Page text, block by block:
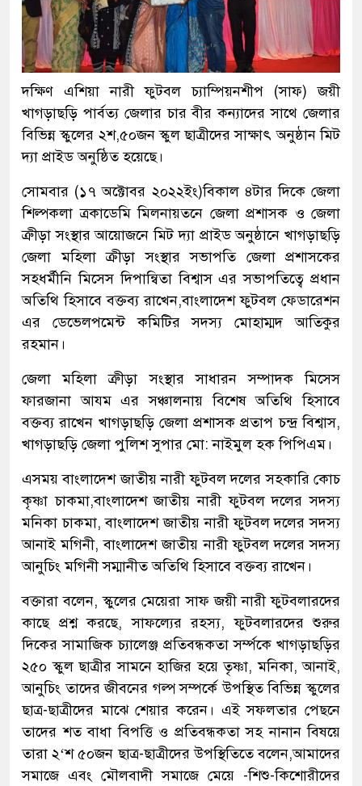
দক্ষিণ এশিয়া নারী ফুটবল চ্যাম্পিয়নশীপ (সাফ) জয়ী
খাগড়াছড়ি পার্বত্য জেলার চার বীর কন্যাদের সাথে জেলার
বিভিন্ন স্কুলের ২শ,৫০জন স্কুল ছাত্রীদের সাক্ষাৎ অনুষ্ঠান মিট
দ্যা প্রাইড অনুষ্ঠিত হয়েছে।
সোমবার (১৭ অক্টোবর ২০২২ইং)বিকাল ৪টার দিকে জেলা
শিল্পকলা ত্রকাডেমি মিলনায়তনে জেলা প্রশাসক ও জেলা
ত্রুীড়া সংস্থার আয়োজনে মিট দ্যা প্রাইড অনুষ্ঠানে খাগড়াছড়ি
জেলা মহিলা ক্রীড়া সংস্থার সভাপতি জেলা প্রশাসকের
সহধর্মীনি মিসেস দিপান্বিতা বিশ্বাস এর সভাপতিত্বে প্রধান
অতিথি হিসাবে বক্তব্য রাখেন,বাংলাদেশ ফুটবল ফেডারেশন
এর ডেভেলপমেন্ট কমিটির সদস্য মোহাম্মদ আতিকুর
রহমান।
জেলা মহিলা ত্রুীড়া সংস্থার সাধারন সম্পাদক মিসেস
ফারজানা আযম এর সঞ্চালনায় বিশেষ অতিথি হিসাবে
বক্তব্য রাখেন খাগড়াছড়ি জেলা প্রশাসক প্রতাপ চন্দ্র বিশ্বাস,
খাগড়াছড়ি জেলা পুলিশ সুপার মো: নাইমুল হক পিপিএম।
এসময় বাংলাদেশ জাতীয় নারী ফুটবল দলের সহকারি কোচ
কৃষ্ণা চাকমা,বাংলাদেশ জাতীয় নারী ফুটবল দলের সদস্য
মনিকা চাকমা, বাংলাদেশ জাতীয় নারী ফুটবল দলের সদস্য
আনাই মগিনী, বাংলাদেশ জাতীয় নারী ফুটবল দলের সদস্য
আনুচিং মগিনী সম্মানীত অতিথি হিসাবে বক্তব্য রাখেন।
বক্তারা বলেন, স্কুলের মেয়েরা সাফ জয়ী নারী ফুটবলারদের
কাছে প্রশ্ন করছে, সাফল্যের রহস্য, ফুটবলারদের শুরুর
দিকের সামাজিক চ্যালেঞ্জ প্রতিবন্ধকতা সর্ম্পকে খাগড়াছড়ির
২৫০ স্কুল ছাত্রীর সামনে হাজির হয়ে তৃষ্ণা, মনিকা, আনাই,
আনুচিং তাদের জীবনের গল্প সম্পর্কে উপস্থিত বিভিন্ন স্কুলের
ছাত্র-ছাত্রীদের মাঝে শেয়ার করেন। এই সফলতার পেছনে
তাদের শত বাধা বিপত্তি ও প্রতিবন্ধকতা সহ নানান বিষয়ে
তারা ২‘শ ৫০জন ছাত্র-ছাত্রীদের উপস্থিতিতে বলেন,আমাদের
সমাজে এবং মৌলবাদী সমাজে মেয়ে -শিশু-কিশোরীদের